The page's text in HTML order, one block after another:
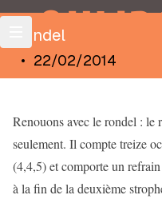
OULIPO
Rondel
• 22/02/2014
Renouons avec le rondel : le
seulement. Il compte treize
(4,4,5) et comporte un
à la fin de la deuxième